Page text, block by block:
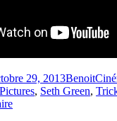
29, 2013Benoit
, Seth Green,
sur